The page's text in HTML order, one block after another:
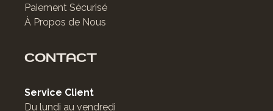
Paiement Sécurisé
À Propos de Nous
CONTACT
Service Client
Du lundi au vendredi